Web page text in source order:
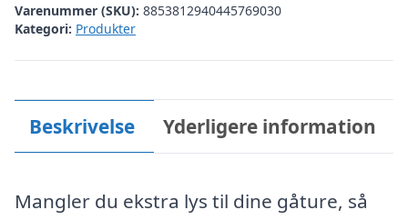
Varenummer (SKU): 8853812940445769030
Kategori: Produkter
Beskrivelse Yderligere information
Mangler du ekstra lys til dine gåture, så